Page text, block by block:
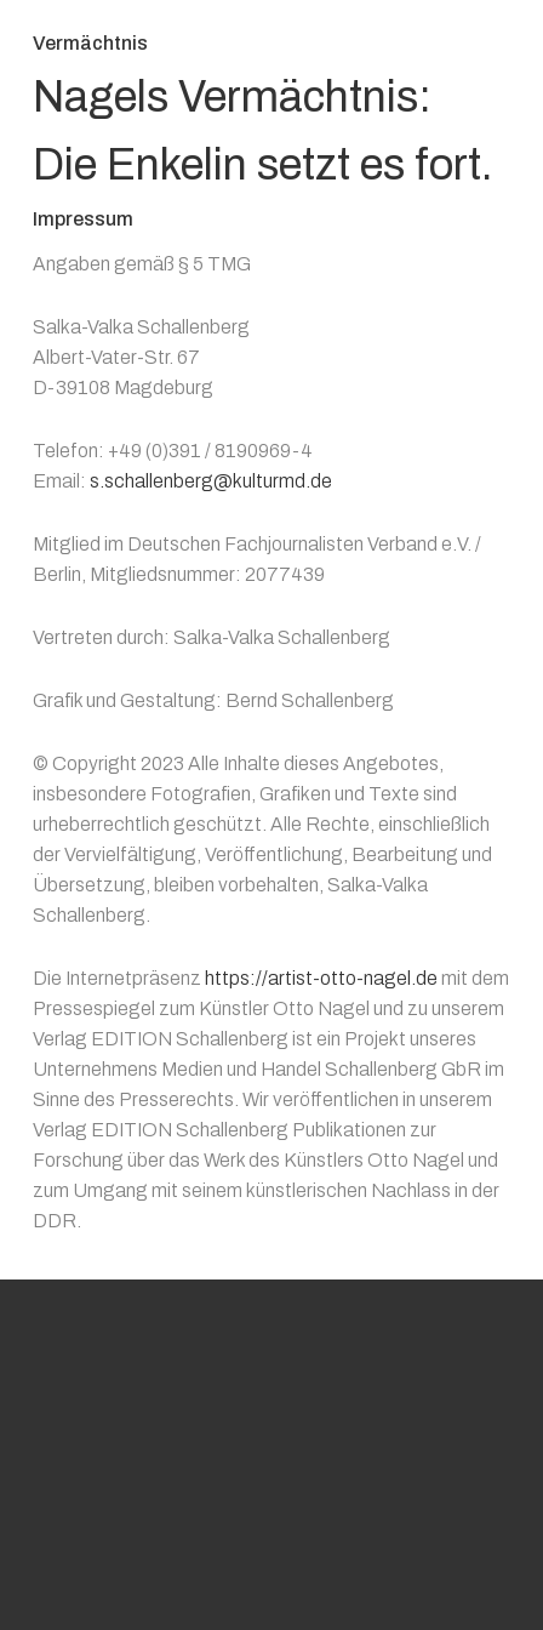
Vermächtnis
Nagels Vermächtnis:
Die Enkelin setzt es fort.
Impressum
Angaben gemäß § 5 TMG
Salka-Valka Schallenberg
Albert-Vater-Str. 67
D-39108 Magdeburg
Telefon: +49 (0)391 / 8190969-4
Email: s.schallenberg@kulturmd.de
Mitglied im Deutschen Fachjournalisten Verband e.V. /
Berlin, Mitgliedsnummer: 2077439
Vertreten durch: Salka-Valka Schallenberg
Grafik und Gestaltung: Bernd Schallenberg
© Copyright 2023 Alle Inhalte dieses Angebotes,
insbesondere Fotografien, Grafiken und Texte sind
urheberrechtlich geschützt. Alle Rechte, einschließlich
der Vervielfältigung, Veröffentlichung, Bearbeitung und
Übersetzung, bleiben vorbehalten, Salka-Valka
Schallenberg.
Die Internetpräsenz https://artist-otto-nagel.de mit dem
Pressespiegel zum Künstler Otto Nagel und zu unserem
Verlag EDITION Schallenberg ist ein Projekt unseres
Unternehmens Medien und Handel Schallenberg GbR im
Sinne des Presserechts. Wir veröffentlichen in unserem
Verlag EDITION Schallenberg Publikationen zur
Forschung über das Werk des Künstlers Otto Nagel und
zum Umgang mit seinem künstlerischen Nachlass in der
DDR.